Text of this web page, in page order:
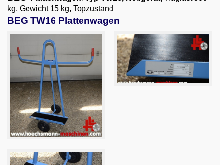
Email
kg, Gewicht 15 kg, Topzustand
BEG TW16 Plattenwagen